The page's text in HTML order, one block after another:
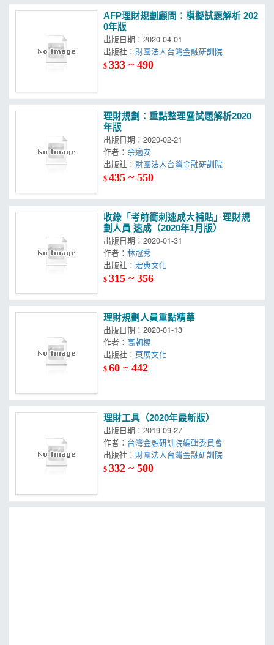
AFP理財規劃顧問：模擬試題解析 202
0年版
出版日期：2020-04-01
出版社：
$333 ~ 490
理財規劃：重點整理暨試題解析2020
年版
出版日期：2020-02-21
作者：余適安
出版社：
$435 ~ 550
收錄「考前衝刺速成大補貼」理財規
劃人員 速成（2020年1月版）
出版日期：2020-01-31
作者：林冠秀
出版社：
$315 ~ 356
理財規劃人員重點精華
出版日期：2020-01-13
作者：高朝樑
出版社：
$60 ~ 442
理財工具（2020年最新版）
出版日期：2019-09-27
作者： 台灣金融研訓院編輯委員會
出版社：
$332 ~ 500